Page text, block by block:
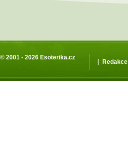
© 2001 - 2026 Esoterika.cz
| Redakce